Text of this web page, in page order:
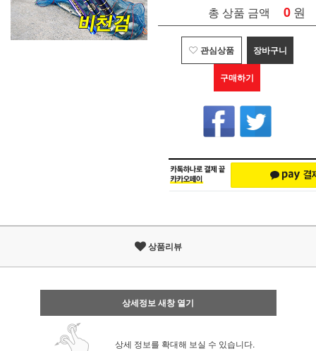
총 상품 금액 0 원
관심상품 장바구니
구매하기
상품리뷰
상세정보 새창 열기
상세 정보를 확대해 보실 수 있습니다.